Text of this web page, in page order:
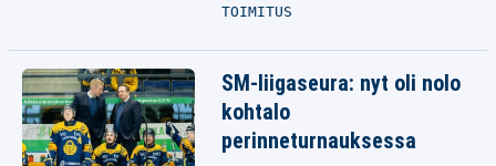
TOIMITUS
SM-liigaseura: nyt oli nolo
kohtalo
perinneturnauksessa